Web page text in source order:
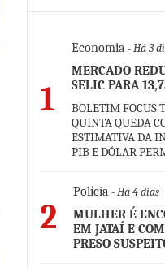
1
Economia - Há 3
MERCADO
SELIC PARA
BOLETIM FOCUS
QUINTA QUEDA
ESTIMATIVA DA
PIB E DÓLAR
2
Polícia - Há 4 dias
MULHER É
EM JATAÍ E
PRESO